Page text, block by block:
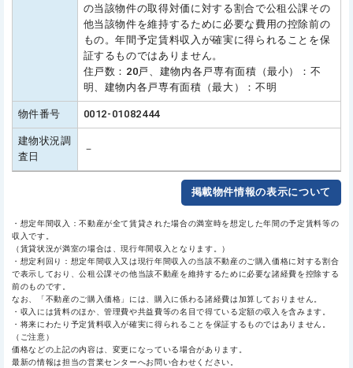
の当該物件の取得対価に対する割合で公租公課その
他当該物件を維持するために必要な費用の控除前の
もの。年間予定賃料収入が確実に得られることを保
証するものではありません。
住戸数：20戸、建物内各戸専有面積（最小）：不
明、建物内各戸専有面積（最大）：不明
物件番号 0012-01082444
建物状況調
査日
－
掲載物件情報の表示について
・想定年間収入：不動産が全て賃貸された場合の満室時を想定した年間の予定賃料等の
収入です。
（賃貸状況が満室の場合は、現行年間収入となります。）
・想定利回り：想定年間収入又は現行年間収入の当該不動産のご購入価格に対する割合
で表示しており、公租公課その他当該不動産を維持するために必要な諸経費を控除する
前のものです。
なお、「不動産のご購入価格」には、購入に係わる諸経費は加算しておりません。
・収入には賃料のほか、管理費や共益費等の名目で得ている定額の収入を含みます。
・将来にわたり予定賃料収入が確実に得られることを保証するものではありません。
（ご注意）
価格などの上記の内容は、変更になっている場合があります。
最新の情報は担当の営業センターへお問い合わせください。